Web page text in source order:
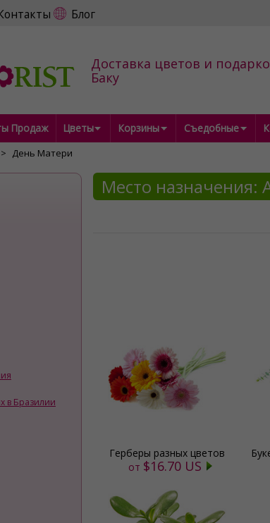
Блог
Доставка цветов и
Баку
Продаж Цветы Корзины Съедобные
День Матери
в Бразилии
Место назначения:
Герберы разных цветов
от $16.70 US